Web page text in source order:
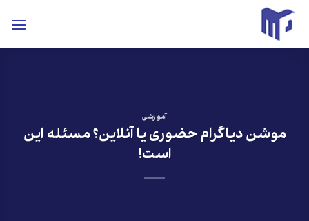
محتوا
آموزشی
موشن دیاگرام حضوری یا آنلاین؟ مسئله این
است!